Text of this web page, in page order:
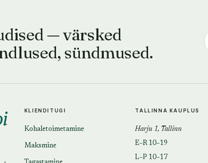
— värsked
sündmused.
KLIENDITUGI
Kohaletoimetamine
Maksmine
TALLINNA KAUPLUS
Harju 1, Tallinn
E–R 10–19
L–P 10–17